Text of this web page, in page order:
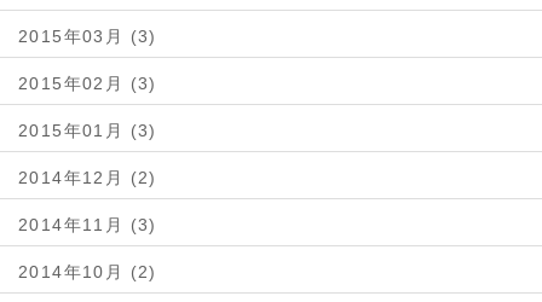
2015年03月 (3)
2015年02月 (3)
2015年01月 (3)
2014年12月 (2)
2014年11月 (3)
2014年10月 (2)